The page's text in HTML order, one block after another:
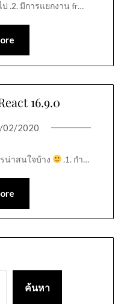
ป .2. มีการแยกงาน fr…
16.9.0
02/2020
น่าสนใจบ้าง .1. กำ…
ค้นหา